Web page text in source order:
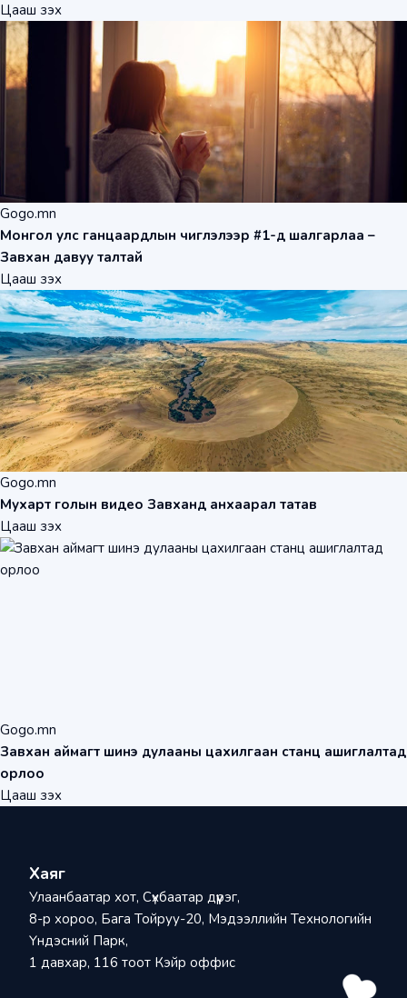
Цааш үзэх
Gogo.mn
Монгол улс ганцаардлын чиглэлээр #1-д шалгарлаа –
Завхан давуу талтай
Цааш үзэх
Gogo.mn
Мухарт голын видео Завханд анхаарал татав
Цааш үзэх
Gogo.mn
Завхан аймагт шинэ дулааны цахилгаан станц ашиглалтад
орлоо
Цааш үзэх
Хаяг
Улаанбаатар хот, Сүхбаатар дүүрэг,
8-р хороо, Бага Тойруу-20, Мэдээллийн Технологийн
Үндэсний Парк,
1 давхар, 116 тоот Кэйр оффис